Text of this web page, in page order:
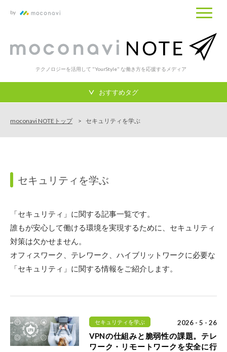
テクノロジーを活用して "YourStyle" な働き方を応援するメディア
by
おすすめタグ
moconavi NOTEトップ セキュリティを学ぶ
セキュリティを学ぶ
「セキュリティ」に関する記事一覧です。
誰もが安心して働ける環境を実現するために、セキュリティ
対策は欠かせません。
オフィスワーク、テレワーク、ハイブリットワークに必要な
「セキュリティ」に関する情報をご紹介します。
セキュリティを学ぶ 2026 - 5 - 26
VPNの仕組みと脆弱性の課題。テレ
ワーク・リモートワークを安全に行